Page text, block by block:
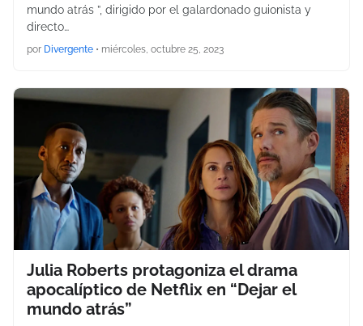
mundo atrás ”, dirigido por el galardonado guionista y
directo…
por Divergente • miércoles, octubre 25, 2023
Julia Roberts protagoniza el drama
apocalíptico de Netflix en “Dejar el
mundo atrás”